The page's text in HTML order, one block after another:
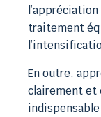
traitement
En outre,
clairement et